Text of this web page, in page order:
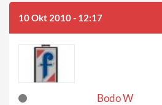
10 Okt 2010 - 12:17
Bodo W